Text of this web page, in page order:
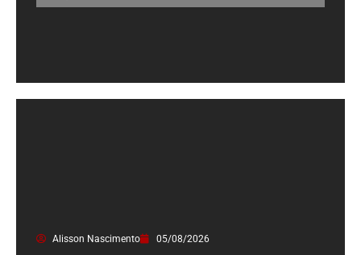
Alisson Nascimento 05/08/2026